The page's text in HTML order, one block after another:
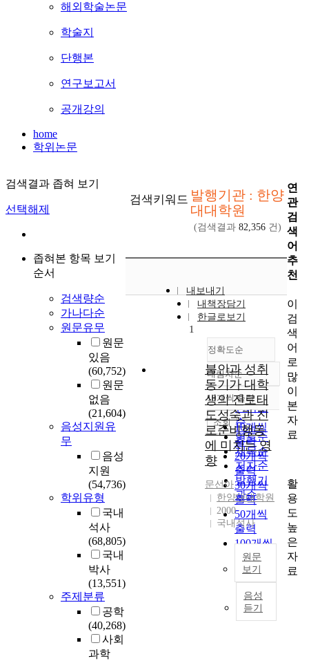
해외학술논문
학술지
단행본
연구보고서
공개강의
home
학위논문
검색결과 좁혀 보기
선택해제
좁혀본 항목 보기
순서
검색량순
가나다순
원문유무
원문
있음
(60,752)
원문
없음
(21,604)
음성지원유
무
음성
지원
(54,736)
학위유형
국내
석사
(68,805)
국내
박사
(13,551)
주제분류
공학
(40,268)
사회
과학
검색키워드 발행기관 : 한양
대대학원
(검색결과 82,356 건)
내보내기
내책장담기
한글로보기
정확도순
정확도
순
인기도
순
연도순
제목순
저자순
발행기
관순
내림차순
내림차순
10개씩 출력
10개씩
출력
20개씩
출력
30개씩
출력
50개씩
출력
100개씩
출력
조회
1
불안과 성취
동기가 대학
생의 진로태
도성숙과 진
로준비행동
에 미치는 영
향
문선아
한양대대학원
2000
국내석사
원문
보기
음성
듣기
연
관
검
색
어
추
천
이
검
색
어
로
많
이
본
자
료
활
용
도
높
은
자
료